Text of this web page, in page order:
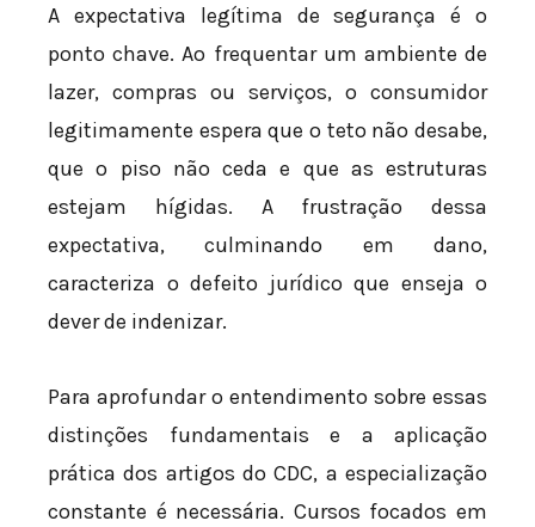
A expectativa legítima de segurança é o
ponto chave. Ao frequentar um ambiente de
lazer, compras ou serviços, o consumidor
legitimamente espera que o teto não desabe,
que o piso não ceda e que as estruturas
estejam hígidas. A frustração dessa
expectativa, culminando em dano,
caracteriza o defeito jurídico que enseja o
dever de indenizar.
Para aprofundar o entendimento sobre essas
distinções fundamentais e a aplicação
prática dos artigos do CDC, a especialização
constante é necessária. Cursos focados em